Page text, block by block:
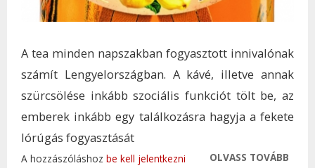
A tea minden napszakban fogyasztott innivalónak
számít Lengyelországban. A kávé, illetve annak
szürcsölése inkább szociális funkciót tölt be, az
emberek inkább egy találkozásra hagyja a fekete
lórúgás fogyasztását
OLVASS TOVÁBB
A hozzászóláshoz be kell jelentkezni